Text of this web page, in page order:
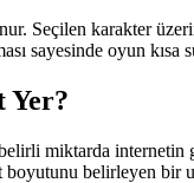
Seçilen karakter
sayesinde oyun
Yer?
miktarda internetin
belirleyen